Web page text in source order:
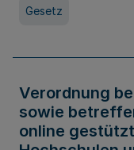
Gesetz
Verordnung
sowie
online